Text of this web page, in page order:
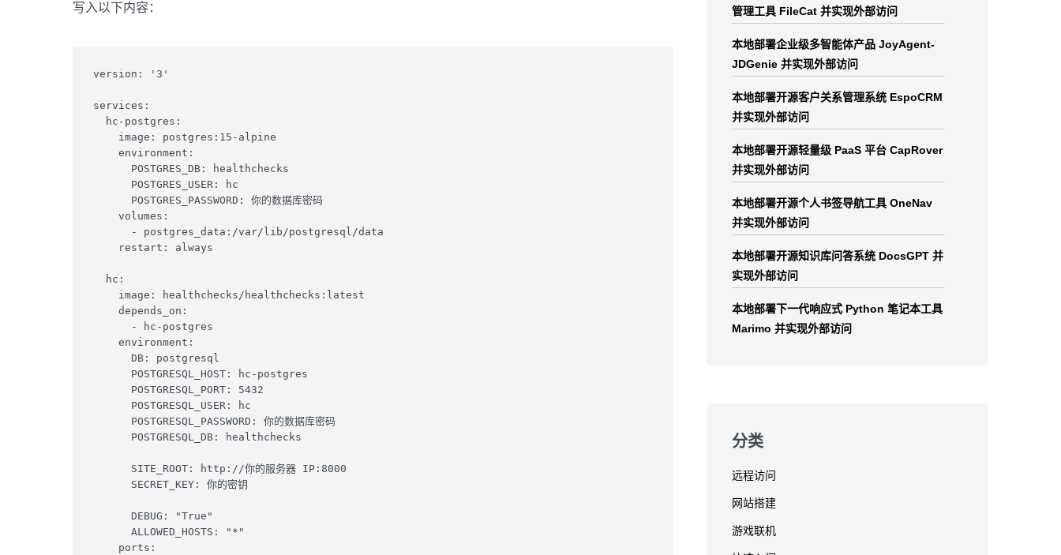
写入以下内容：
version: '3'
services:
  hc-postgres:
    image: postgres:15-alpine
    environment:
      POSTGRES_DB: healthchecks
      POSTGRES_USER: hc
      POSTGRES_PASSWORD: 你的数据库密码
    volumes:
      - postgres_data:/var/lib/postgresql/data
    restart: always
  hc:
    image: healthchecks/healthchecks:latest
    depends_on:
      - hc-postgres
    environment:
      DB: postgresql
      POSTGRESQL_HOST: hc-postgres
      POSTGRESQL_PORT: 5432
      POSTGRESQL_USER: hc
      POSTGRESQL_PASSWORD: 你的数据库密码
      POSTGRESQL_DB: healthchecks
      SITE_ROOT: http://你的服务器 IP:8000
      SECRET_KEY: 你的密钥
      DEBUG: "True"
      ALLOWED_HOSTS: "*"
    ports:
管理工具 FileCat 并实现外部访问
本地部署企业级多智能体产品 JoyAgent-
JDGenie 并实现外部访问
本地部署开源客户关系管理系统 EspoCRM
并实现外部访问
本地部署开源轻量级 PaaS 平台 CapRover
并实现外部访问
本地部署开源个人书签导航工具 OneNav
并实现外部访问
本地部署开源知识库问答系统 DocsGPT 并
实现外部访问
本地部署下一代响应式 Python 笔记本工具
Marimo 并实现外部访问
分类
远程访问
网站搭建
游戏联机